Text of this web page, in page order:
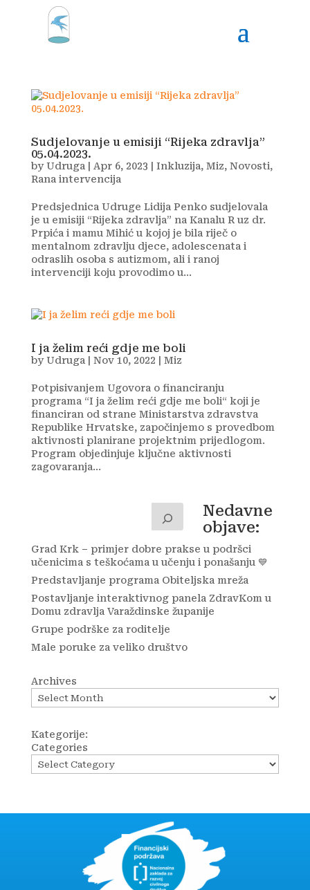
Sudjelovanje u emisiji “Rijeka zdravlja”
05.04.2023.
byUdruga Apr 6, 2023 Inkluzija, Miz, Novosti,
Rana intervencija
Predsjednica Udruge Lidija Penko sudjelovala
je u emisiji “Rijeka zdravlja” na Kanalu R uz dr.
Prpića i mamu Mihić u kojoj je bila riječ o
mentalnom zdravlju djece, adolescenata i
odraslih osoba s autizmom, ali i ranoj
intervenciji koju provodimo u...
I ja želim reći gdje me boli
byUdruga Nov 10, 2022 Miz
Potpisivanjem Ugovora o financiranju
programa “I ja želim reći gdje me boli“ koji je
financiran od strane Ministarstva zdravstva
Republike Hrvatske, započinjemo s provedbom
aktivnosti planirane projektnim prijedlogom.
Program objedinjuje ključne aktivnosti
zagovaranja...
Nedavne
objave:
Grad Krk – primjer dobre prakse u podršci
učenicima s teškoćama u učenju i ponašanju 💙
Predstavljanje programa Obiteljska mreža
Postavljanje interaktivnog panela ZdravKom u
Domu zdravlja Varaždinske županije
Grupe podrške za roditelje
Male poruke za veliko društvo
Archives
Kategorije:
Categories